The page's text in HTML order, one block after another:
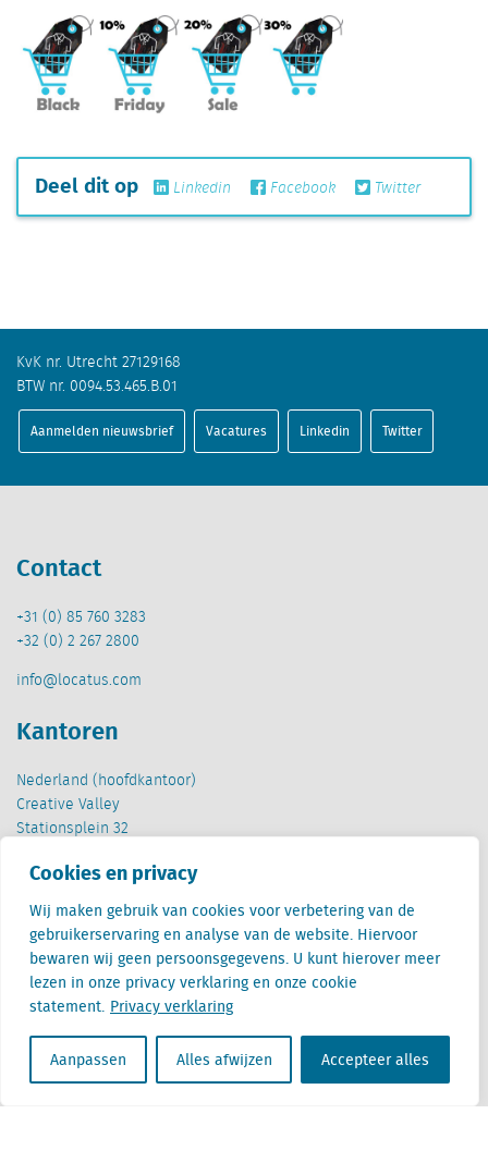
Cookies en privacy
Wij maken gebruik van cookies voor verbetering van de
gebruikerservaring en analyse van de website. Hiervoor
bewaren wij geen persoonsgegevens. U kunt hierover meer
lezen in onze privacy verklaring en onze cookie
statement. Privacy verklaring
Aanpassen Alles afwijzen Accepteer alles
Deel dit op Linkedin Facebook Twitter
KvK nr. Utrecht 27129168
BTW nr. 0094.53.465.B.01
Aanmelden nieuwsbrief Vacatures Linkedin Twitter
Contact
+31 (0) 85 760 3283
+32 (0) 2 267 2800
info@locatus.com
Kantoren
Nederland (hoofdkantoor)
Creative Valley
Stationsplein 32
Cantersteen 47
1000 Brussel